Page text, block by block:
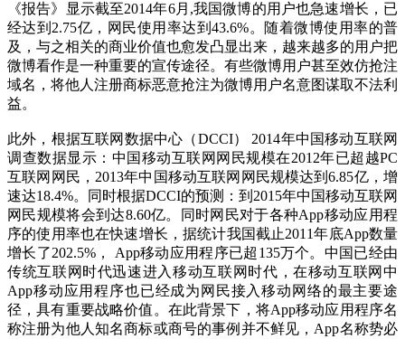
《报告》显示截至2014年6月,我国微博的用户也急速增长，已
经达到2.75亿，网民使用率达到43.6%。随着微博使用率的普
及，与之相关的商业价值也愈发凸显出来，越来越多的用户把
微博看作是一种重要的宣传途径。有些微博用户甚至效仿抢注
域名，将他人注册商标恶意抢注为微博用户名意图谋取不法利
益。
此外，根据互联网数据中心（DCCI） 2014年中国移动互联网
调查数据显示：中国移动互联网网民规模在2012年已超越PC
互联网网民，2013年中国移动互联网网民规模达到6.85亿，增
速达18.4%。同时根据DCCI的预测：到2015年中国移动互联网
网民规模将会到达8.60亿。同时网民对于各种App移动应用程
序的使用率也在快速增长，据统计我国截止2011年底App数量
增长了202.5%， App移动应用程序已超135万个。中国已经由
传统互联网时代迅速进入移动互联网时代，在移动互联网中
App移动应用程序也已经成为网民接入移动网络的最主要途
径，具有重要战略价值。在此背景下，将App移动应用程序名
称注册为他人知名商标或商号的事例并不鲜见，App名称势必